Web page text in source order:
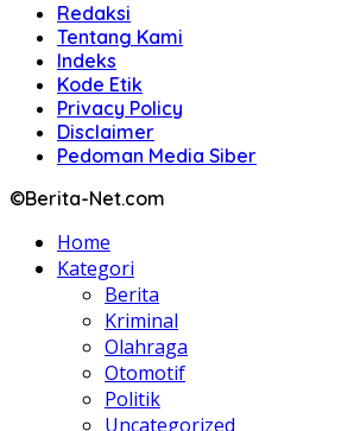
Redaksi
Tentang Kami
Indeks
Kode Etik
Privacy Policy
Disclaimer
Pedoman Media Siber
©Berita-Net.com
Home
Kategori
Berita
Kriminal
Olahraga
Otomotif
Politik
Uncategorized